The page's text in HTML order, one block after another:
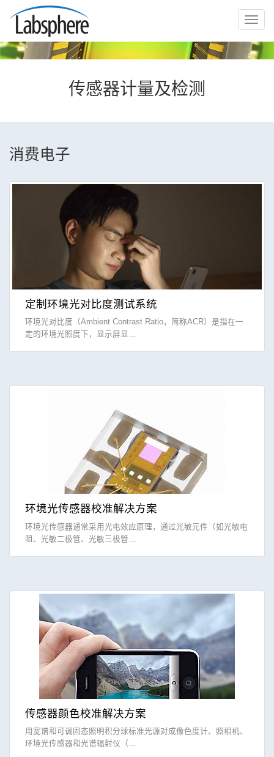
切
导
传感器计量及检测
消费电子
定制环境光对比度测试系统
环境光对比度（Ambient Contrast Ratio，简称ACR）是指在一
定的环境光照度下，显示屏显…
环境光传感器校准解决方案
环境光传感器通常采用光电效应原理，通过光敏元件（如光敏电
阻、光敏二极管、光敏三极管…
传感器颜色校准解决方案
用宽谱和可调固态照明积分球标准光源对成像色度计、照相机、
环境光传感器和光谱辐射仪（…